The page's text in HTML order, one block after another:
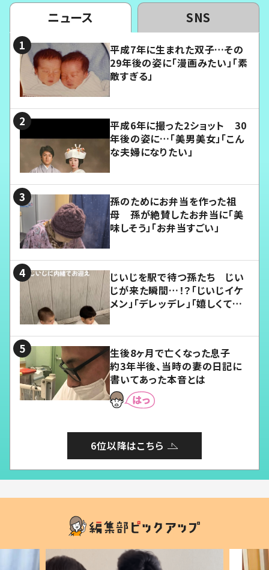
ニュース SNS
平成7年に生まれた双子…その
29年後の姿に「漫画みたい」「素
敵すぎる」
平成6年に撮った2ショット 30
年後の姿に…「美男美女」「こん
な夫婦になりたい」
孫のためにお弁当を作った祖
母 孫が絶賛したお弁当に「美
味しそう」「お弁当すごい」
じいじを駅で待つ孫たち じい
じが来た瞬間…！？「じいじイケ
メン」「デレッデレ」「嬉しくて可
生後8ヶ月で亡くなった息子
約3年半後、当時の妻の日記に
書いてあった本音とは
6位以降はこちら